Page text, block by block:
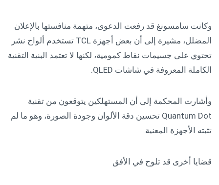
وكانت سامسونغ قد رفعت الدعوى، متهمة منافستها بالإعلان
المضلل، مشيرة إلى أن بعض أجهزة TCL تستخدم ألواح نشر
تحتوي على جسيمات نقاط كمومية، لكنها لا تعتمد البنية التقنية
الكاملة المعروفة في شاشات QLED.
وأشارت المحكمة إلى أن المستهلكين يتوقعون من تقنية
Quantum Dot تحسين دقة الألوان وجودة الصورة، وهو ما لم
تثبته الأجهزة المعنية.
قضايا أخرى قد تلوح في الأفق